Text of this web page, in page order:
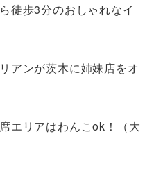
徒歩3分のおしゃれなイ
アンが茨木に姉妹店をオ
エリアはわんこok！（大